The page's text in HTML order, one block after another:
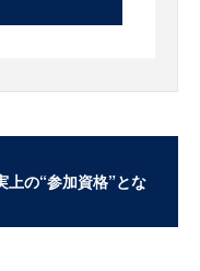
上の“参加資格”とな